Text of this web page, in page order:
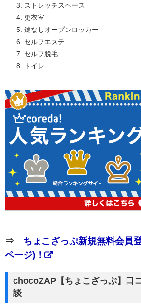
ストレッチスペース
更衣室
鍵なしオープンロッカー
セルフエステ
セルフ脱毛
トイレ
⇒ ちょこざっぷ新規無料会員
ページ)！
chocoZAP【ちょこざっぷ】口
談